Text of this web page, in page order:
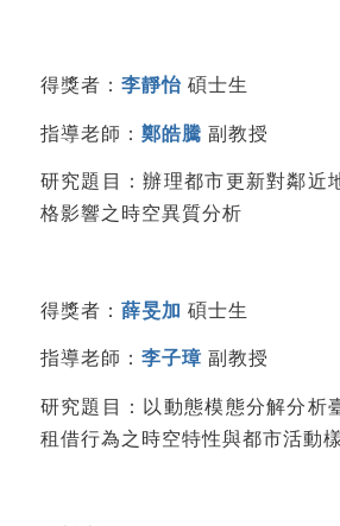
得獎者： 李靜怡 碩士生
指導老師： 鄭皓騰 副教授
研究題目：辦理都市更新對鄰近
格影響之時空異質分析
得獎者： 薛旻加 碩士生
指導老師： 李子璋 副教授
研究題目：以動態模態分解分析
租借行為之時空特性與都市活動